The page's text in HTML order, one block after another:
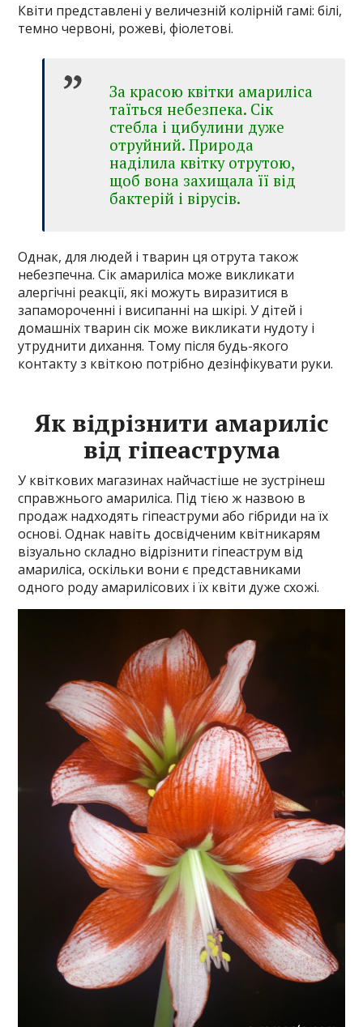
Квіти представлені у величезній колірній гамі: білі,
темно червоні, рожеві, фіолетові.
За красою квітки амариліса
таїться небезпека. Сік
стебла і цибулини дуже
отруйний. Природа
наділила квітку отрутою,
щоб вона захищала її від
бактерій і вірусів.
Однак, для людей і тварин ця отрута також
небезпечна. Сік амариліса може викликати
алергічні реакції, які можуть виразитися в
запамороченні і висипанні на шкірі. У дітей і
домашніх тварин сік може викликати нудоту і
утруднити дихання. Тому після будь-якого
контакту з квіткою потрібно дезінфікувати руки.
Як відрізнити амариліс
від гіпеаструма
У квіткових магазинах найчастіше не зустрінеш
справжнього амариліса. Під тією ж назвою в
продаж надходять гіпеаструми або гібриди на їх
основі. Однак навіть досвідченим квітникарям
візуально складно відрізнити гіпеаструм від
амариліса, оскільки вони є представниками
одного роду амарилісових і їх квіти дуже схожі.